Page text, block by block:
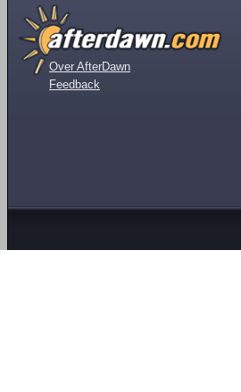
Over AfterDawn
Feedback